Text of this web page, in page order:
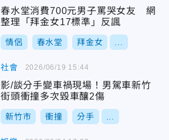
春水堂消費700元男子罵哭女友 網
整理「拜金女17標準」反諷
情侶 春水堂 拜金女
社會
影/談分手變車禍現場！男駕車新竹
街頭衝撞多次毀車釀2傷
新竹市 衝撞 分手
2026/06/19 15:44